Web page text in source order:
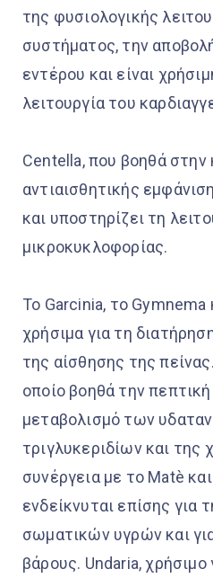
της φυσιολογικής
συστήματος, την
εντέρου και είναι
λειτουργία του
Centella, που βοηθά
αντιαισθητικής
και υποστηρίζει τη
μικροκυκλοφορίας.
Το Garcinia, το Gymnema
χρήσιμα για τη
της αίσθησης της
οποίο βοηθά την πεπτική
μεταβολισμό των
τριγλυκεριδίων και της
συνέργεια με το Matè
ενδείκνυται επίσης για
σωματικών υγρών και
βάρους. Undaria, χρήσιμο